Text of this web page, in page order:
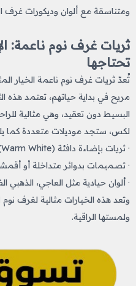
ومتناسقة مع ألوان وديكورات غرف
ثريات غرف نوم ناعمة:
تحتاجها
تُعدّ ثريات غرف نوم ناعمة الخيار
مريح في بداية حياتهم، تعتمد هذه
البسيط دون تعقيد، وهي مثالية
لكس، ستجد موديلات متعددة كما
· ثريات بإضاءة دافئة (Warm White)
· تصميمات بدوائر متداخلة أو
· ألوان حيادية مثل العاجي، الذهبي
وتعد هذه الخيارات مثالية لغرف
ولمستها الراقية.